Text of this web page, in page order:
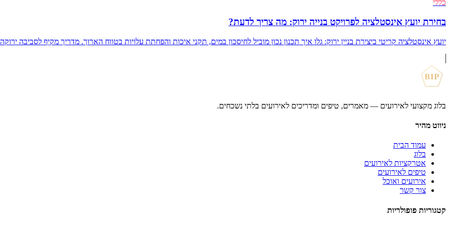
כללי
בחירת יועץ אינסטלציה לפרויקט בנייה ירוק: מה צריך לדעת?
יועץ אינסטלציה קריטי ביצירת בניין ירוק: גלו איך תכנון נכון מוביל לחיסכון במים, תקני איכות והפחתת עלויות בטווח הארוך. מדריך מקיף לסביבה
BIP
בלוג מקצועי לאירועים — מאמרים, טיפים ומדריכים לאירועים בלתי נשכחים.
ניווט מהיר
עמוד הבית
בלוג
אטרקציות לאירועים
טיפים לאירועים
אירועים ואוכל
צור קשר
קטגוריות פופולריות